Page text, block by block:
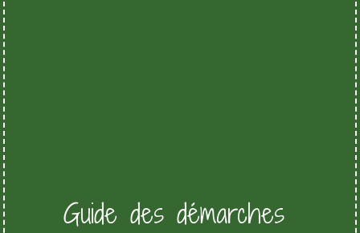
Guide des démarches